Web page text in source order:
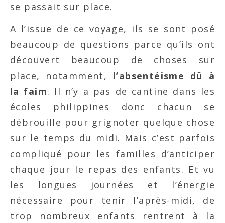
se passait sur place.
A l’issue de ce voyage, ils se sont posé
beaucoup de questions parce qu’ils ont
découvert beaucoup de choses sur
place, notamment, l’absentéisme dû à
la faim. Il n’y a pas de cantine dans les
écoles philippines donc chacun se
débrouille pour grignoter quelque chose
sur le temps du midi. Mais c’est parfois
compliqué pour les familles d’anticiper
chaque jour le repas des enfants. Et vu
les longues journées et l’énergie
nécessaire pour tenir l’après-midi, de
trop nombreux enfants rentrent à la